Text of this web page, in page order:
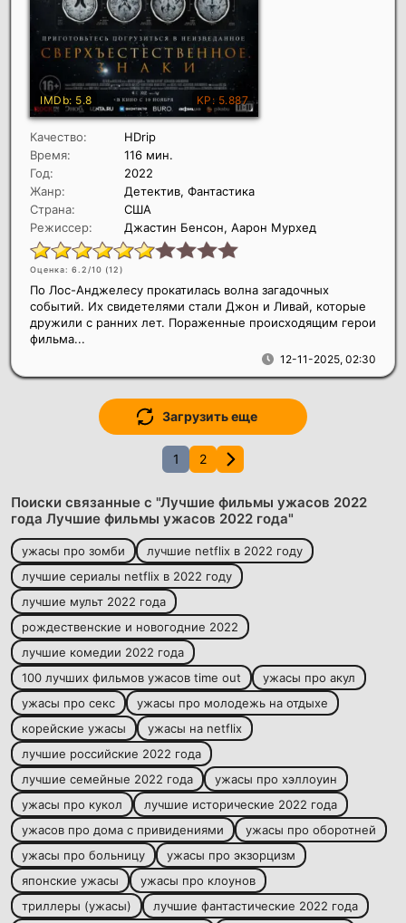
Качество:
HDrip
Время:
116 мин.
Год:
2022
Жанр:
Детектив, Фантастика
Страна:
США
Режиссер:
Джастин Бенсон, Аарон Мурхед
Оценка: 6.2/10 (12)
12-11-2025, 02:30
По Лос-Анджелесу прокатилась волна загадочных
событий. Их свидетелями стали Джон и Ливай, которые
дружили с ранних лет. Пораженные происходящим герои
фильма...
Загрузить еще
1 2
Поиски связанные с "Лучшие фильмы ужасов 2022
года Лучшие фильмы ужасов 2022 года"
ужасы про зомби
лучшие netflix в 2022 году
лучшие сериалы netflix в 2022 году
лучшие мульт 2022 года
рождественские и новогодние 2022
лучшие комедии 2022 года
100 лучших фильмов ужасов time out
ужасы про акул
ужасы про секс
ужасы про молодежь на отдыхе
корейские ужасы
ужасы на netflix
лучшие российские 2022 года
лучшие семейные 2022 года
ужасы про хэллоуин
ужасы про кукол
лучшие исторические 2022 года
ужасов про дома с привидениями
ужасы про оборотней
ужасы про больницу
ужасы про экзорцизм
японские ужасы
ужасы про клоунов
триллеры (ужасы)
лучшие фантастические 2022 года